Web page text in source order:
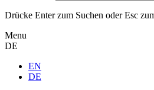
Drücke Enter zum Suchen oder Esc
Menu
DE
EN
DE